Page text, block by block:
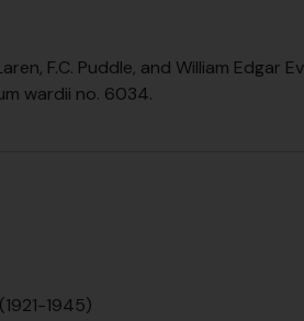
F.C. Puddle, and William Edgar
wardii no. 6034.
1945)